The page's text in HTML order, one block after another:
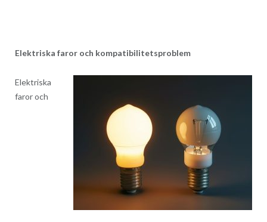
Elektriska faror och kompatibilitetsproblem
Elektriska
faror och